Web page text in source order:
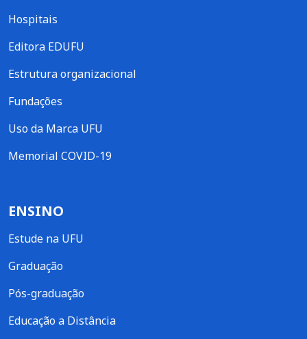
Hospitais
Editora EDUFU
Estrutura organizacional
Fundações
Uso da Marca UFU
Memorial COVID-19
ENSINO
Estude na UFU
Graduação
Pós-graduação
Educação a Distância